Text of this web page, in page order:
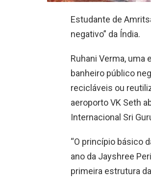
Estudante de
negativo” da Índia.
Ruhani Verma,
banheiro público
recicláveis ​​ou
aeroporto VK Seth
Internacional Sri
“O princípio básico
ano da Jayshree
primeira estrutura